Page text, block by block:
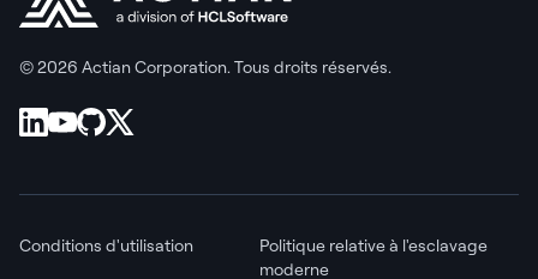
© 2026 Actian Corporation. Tous droits réservés.
Conditions d'utilisation
Politique relative à l'esclavage
moderne